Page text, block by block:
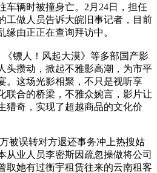
车辆时被撞身亡。2月24日，担任
工做人员告诉大皖旧事记者，目前
由正正在查询拜访中。
镖人！风起大漠》等多部国产影
头攒动，掀起不雅影高潮，为市平
。这场光影相聚，不只是视听享
联合的桥梁，不雅众婉言，影片让
猎奇，实现了超越商品的文化价
误转对方退还事务冲上热搜姑
从业人员李密斯因疏忽操做将公司
取她有过衡宇租赁往来的云南租客